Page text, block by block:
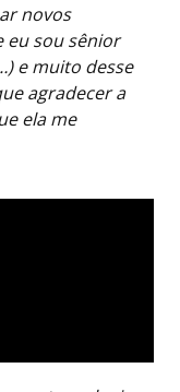
novos
eu sou sênior
e muito desse
agradecer a
ela me